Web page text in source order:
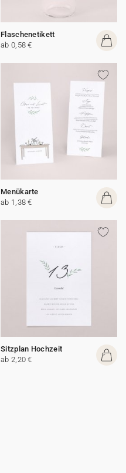
Flaschenetikett
ab 0,58 €
Menükarte
ab 1,38 €
Sitzplan Hochzeit
ab 2,20 €